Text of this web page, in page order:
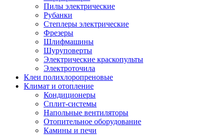
Пилы электрические
Рубанки
Степлеры электрические
Фрезеры
Шлифмашины
Шуруповерты
Электрические краскопульты
Электроточила
Клеи полихлоропреновые
Климат и отопление
Кондиционеры
Сплит-системы
Напольные вентиляторы
Отопительное оборудование
Камины и печи